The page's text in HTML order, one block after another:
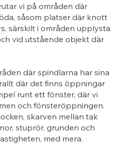
vi på områden där
såsom platser där knott
särskilt i områden upplysta
vid utstående objekt där
där spindlarna har sina
där det finns öppningar
runt ett fönster, där vi
och fönsteröppningen.
skarven mellan tak
stuprör, grunden och
med mera.